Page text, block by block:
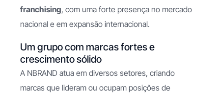
franchising, com uma forte presença no mercado
nacional e em expansão internacional.
Um grupo com marcas fortes e
crescimento sólido
A NBRAND atua em diversos setores, criando
marcas que lideram ou ocupam posições de